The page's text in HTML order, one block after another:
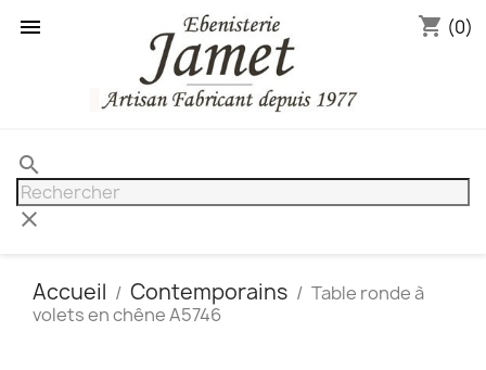
 shopping_cart (0)
search
clear
Accueil Contemporains
Table ronde à
volets en chêne A5746